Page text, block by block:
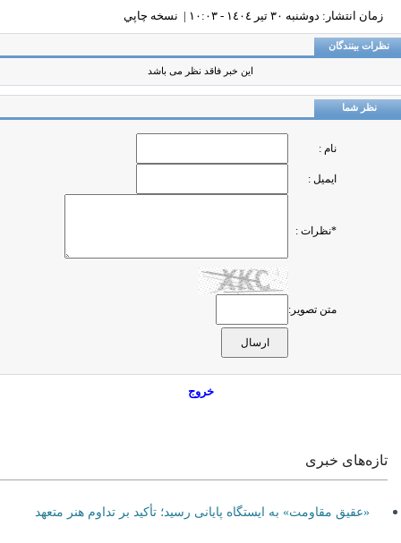
زمان انتشار: دوشنبه ٣٠ تير ١٤٠٤ - ١٠:٠٣ | نسخه چاپي
بینندگان
این خبر فاقد نظر می باشد
نظر شما
نام :
ایمیل :
*نظرات :
متن تصویر:
خروج
تازه‌های خبری
«عقیق مقاومت» به ایستگاه پایانی رسید؛ تأکید بر تداوم هنر متعهد